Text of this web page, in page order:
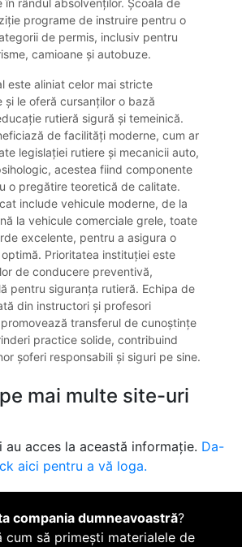
rândul absolvenților. Școala de
programe de instruire pentru o
de permis, inclusiv pentru
camioane și autobuze.
este aliniat celor mai stricte
și le oferă cursanților o bază
rutieră sigură și temeinică.
de facilități moderne, cum ar
legislației rutiere și mecanicii auto,
acestea fiind componente
o pregătire teoretică de calitate.
include vehicule moderne, de la
la vehicule comerciale grele, toate
excelente, pentru a asigura o
Prioritatea instituției este
de conducere preventivă,
pentru siguranța rutieră. Echipa de
din instructori și profesori
transferul de cunoștințe
practice solide, contribuind
șoferi responsabili și siguri pe sine.
mai multe site-uri
au acces la această informație. Da-
aici pentru a vă loga.
compania dumneavoastră?
cum să primești materialele de